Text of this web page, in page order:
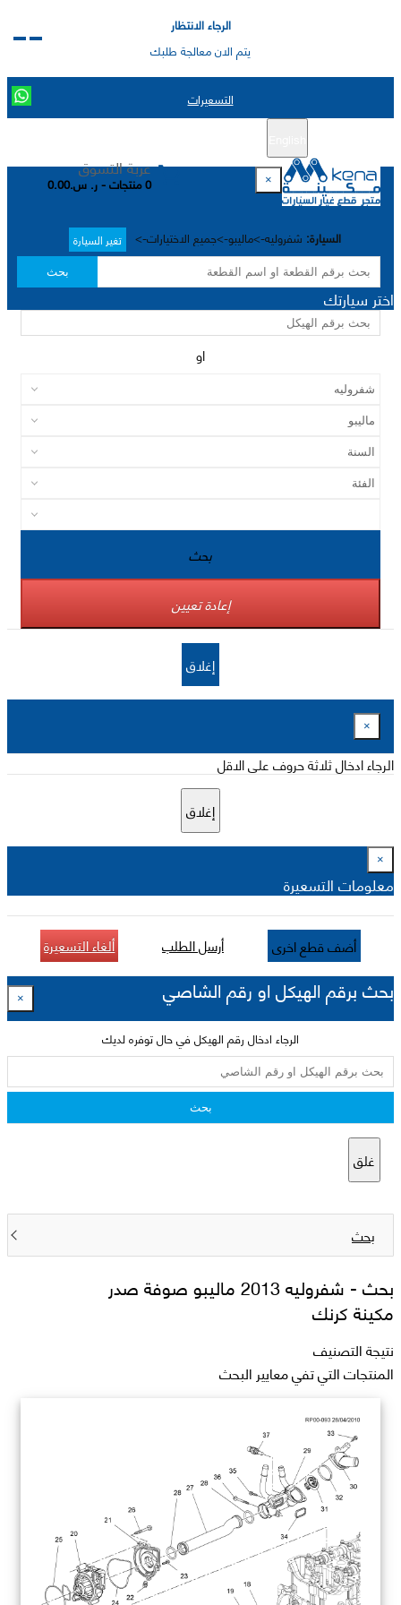
الرجاء الانتظار
يتم الان معالجة طلبك
التسعيرات
عربة التسوق
0 منتجات - ر. س.0.00
السيارة: شفروليه->ماليبو->جميع الاختيارات-> تغير السيارة
بحث
×
اختر سيارتك
او
بحث
إعادة تعيين
إغلاق
×
الرجاء ادخال ثلاثة حروف على الاقل
إغلاق
×
معلومات التسعيرة
أضف قطع اخرى أرسل الطلب ألغاء التسعيرة
بحث برقم الهيكل او رقم الشاصي ×
الرجاء ادخال رقم الهيكل في حال توفره لديك
بحث
غلق
بحث
بحث - شفروليه 2013 ماليبو صوفة صدر
مكينة كرنك
نتيجة التصنيف
المنتجات التي تفي معايير البحث